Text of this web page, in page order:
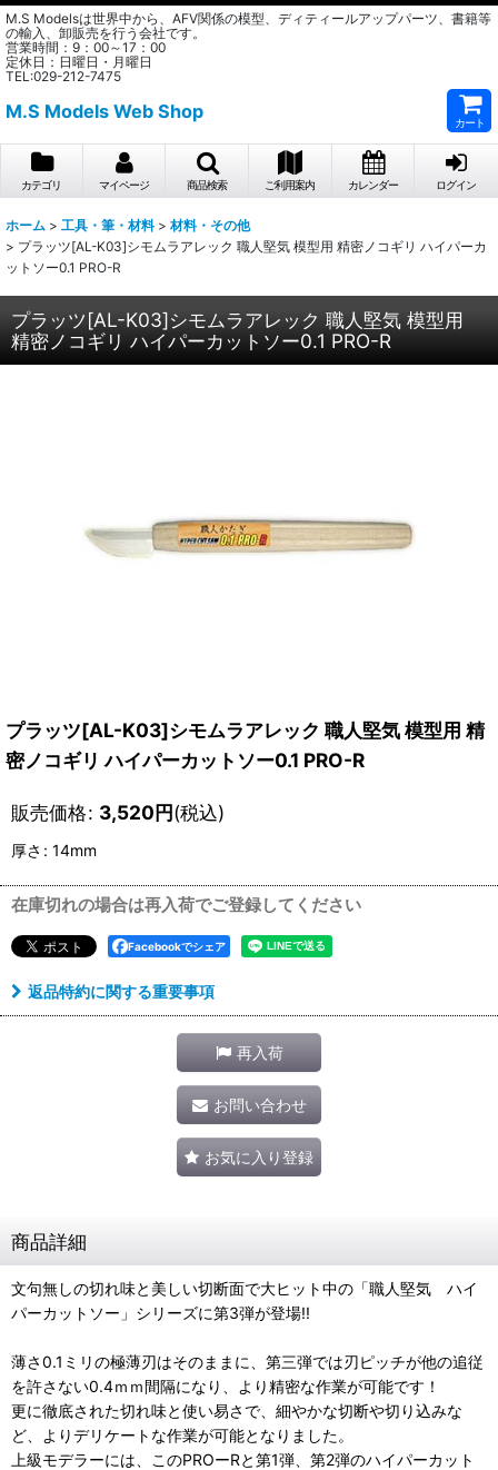
M.S Modelsは世界中から、AFV関係の模型、ディティールアップパーツ、書籍等
の輸入、卸販売を行う会社です。
営業時間：9：00～17：00
定休日：日曜日・月曜日
TEL:029-212-7475
M.S Models Web Shop
カート
カテゴリ マイページ 商品検索 ご利用案内 カレンダー ログイン
ホーム > 工具・筆・材料 > 材料・その他
> プラッツ[AL-K03]シモムラアレック 職人堅気 模型用 精密ノコギリ ハイパーカ
ットソー0.1 PRO-R
プラッツ[AL-K03]シモムラアレック 職人堅気 模型用
精密ノコギリ ハイパーカットソー0.1 PRO-R
プラッツ[AL-K03]シモムラアレック 職人堅気 模型用 精
密ノコギリ ハイパーカットソー0.1 PRO-R
販売価格: 3,520円(税込)
厚さ : 14mm
在庫切れの場合は再入荷でご登録してください
Facebookでシェア
返品特約に関する重要事項
再入荷
お問い合わせ
お気に入り登録
商品詳細
文句無しの切れ味と美しい切断面で大ヒット中の「職人堅気 ハイ
パーカットソー」シリーズに第3弾が登場!!
薄さ0.1ミリの極薄刃はそのままに、第三弾では刃ピッチが他の追従
を許さない0.4ｍｍ間隔になり、より精密な作業が可能です！
更に徹底された切れ味と使い易さで、細やかな切断や切り込みな
ど、よりデリケートな作業が可能となりました。
上級モデラーには、このPROーRと第1弾、第2弾のハイパーカット